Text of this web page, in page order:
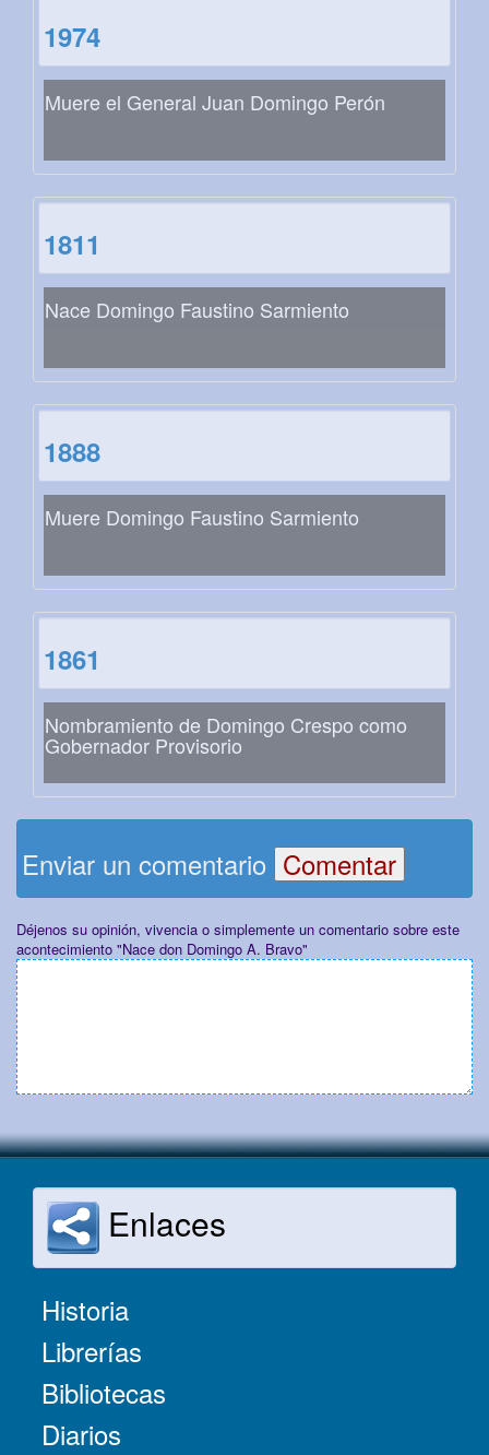
1974
Muere el General Juan Domingo Perón
1811
Nace Domingo Faustino Sarmiento
1888
Muere Domingo Faustino Sarmiento
1861
Nombramiento de Domingo Crespo como
Gobernador Provisorio
Enviar un comentario
Déjenos su opinión, vivencia o simplemente un comentario sobre este
acontecimiento "Nace don Domingo A. Bravo"
Enlaces
Historia
Librerías
Bibliotecas
Diarios